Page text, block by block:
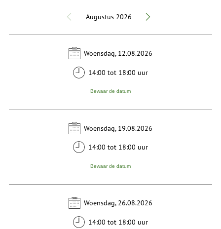
Augustus 2026
Woensdag, 12.08.2026
14:00 tot 18:00 uur
Bewaar de datum
Woensdag, 19.08.2026
14:00 tot 18:00 uur
Bewaar de datum
Woensdag, 26.08.2026
14:00 tot 18:00 uur